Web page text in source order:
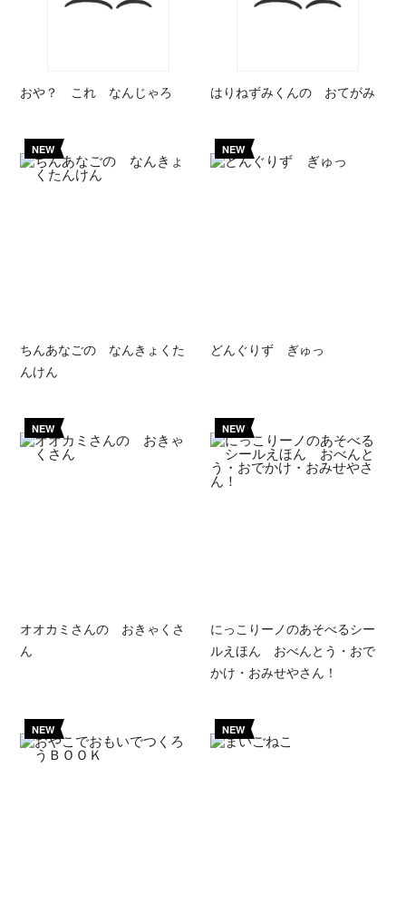
おや？ これ なんじゃろ はりねずみくんの おてがみ
NEW
ちんあなごの なんきょくた
んけん
NEW
どんぐりず ぎゅっ
NEW
オオカミさんの おきゃくさ
ん
NEW
にっこりーノのあそべるシー
ルえほん おべんとう・おで
かけ・おみせやさん！
NEW NEW